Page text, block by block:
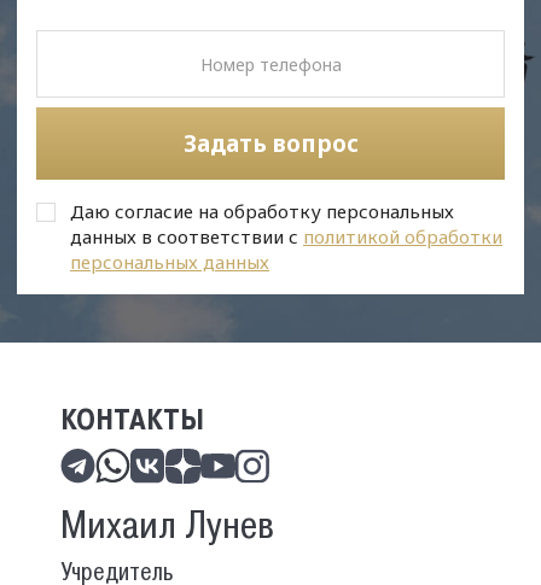
Задать вопрос
Даю согласие на обработку персональных
данных в соответствии с политикой обработки
персональных данных
КОНТАКТЫ
Михаил Лунев
Учредитель